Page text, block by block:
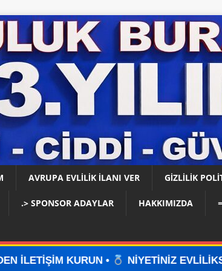
AVRUPA EVLİLİK İLANI VER GIZLILIK
.> SPONSOR ADAYLAR HAKKIMIZDA
• NİYETİNİZ EVLİLİKSE, DOĞRU